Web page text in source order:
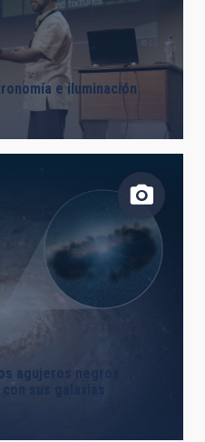
e iluminación
agujeros negros
sus galaxias